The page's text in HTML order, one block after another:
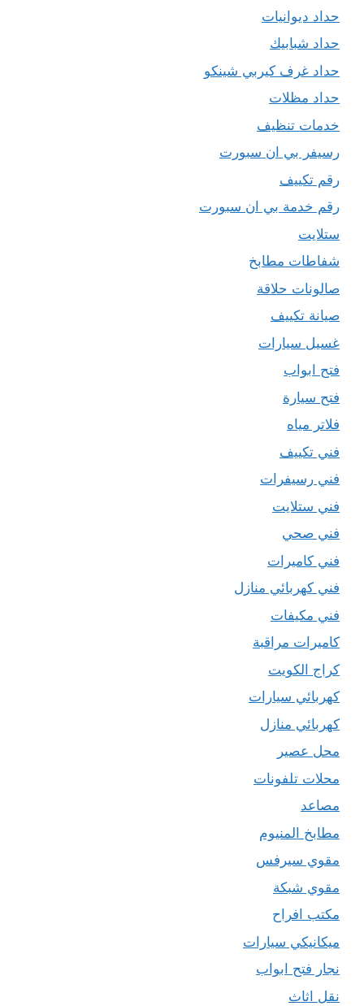
حداد ديوانيات
حداد شبابيك
حداد غرف كيربي شينكو
حداد مظلات
خدمات تنظيف
رسيفر بي ان سبورت
رقم تكييف
رقم خدمة بي ان سبورت
ستلايت
شفاطات مطابخ
صالونات حلاقة
صيانة تكييف
غسيل سيارات
فتح ابواب
فتح سيارة
فلاتر مياه
فني تكييف
فني رسيفرات
فني ستلايت
فني صحي
فني كاميرات
فني كهربائي منازل
فني مكيفات
كاميرات مراقبة
كراج الكويت
كهربائي سيارات
كهربائي منازل
محل عصير
محلات تلفونات
مصاعد
مطابخ المنيوم
مقوي سيرفس
مقوي شبكة
مكتب افراح
ميكانيكي سيارات
نجار فتح ابواب
نقل اثاث